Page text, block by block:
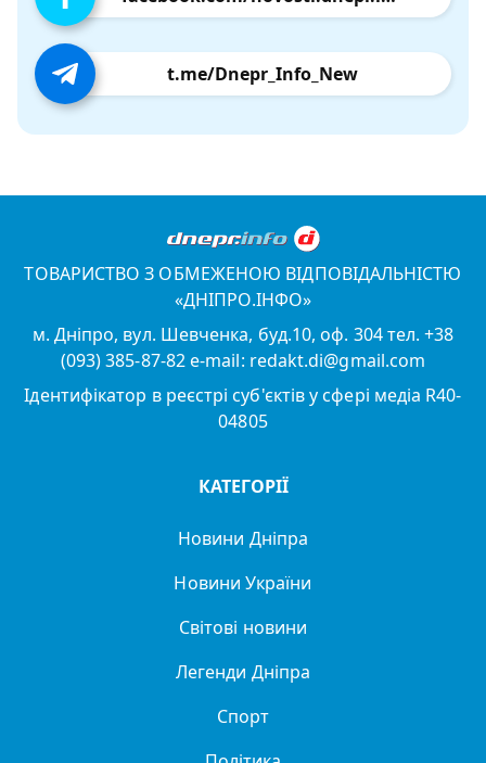
t.me/Dnepr_Info_New
ТОВАРИСТВО З ОБМЕЖЕНОЮ ВІДПОВІДАЛЬНІСТЮ
«ДНІПРО.ІНФО»
м. Дніпро, вул. Шевченка, буд.10, оф. 304 тел. +38
(093) 385-87-82 e-mail: redakt.di@gmail.com
Ідентифікатор в реєстрі суб'єктів у сфері медіа R40-
04805
КАТЕГОРІЇ
Новини Дніпра
Новини України
Світові новини
Легенди Дніпра
Спорт